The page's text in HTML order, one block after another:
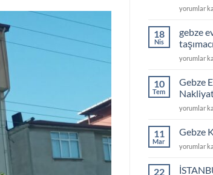
gebze
3+1
videosu
yorumlar
18
Nis
gebze
gebze
eve
taşımacılık
için
yorumlar
10
Tem
Gebze
Gebze
Eve
Nakliyat
Fiyatları
yorumlar
11
Mar
Gebze
Gebze
Asansör
yorumlar
22